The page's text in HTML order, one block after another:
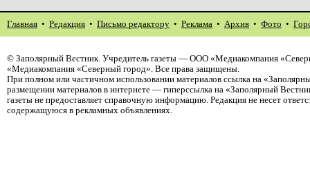
Главная • Редакция • Письмо редактору • Реклама • Архив • Фото •
© Заполярный Вестник. Учредитель газеты — ООО «Медиакомпания
«Медиакомпания «Северный город». Все права защищены.
При полном или частичном использовании материалов ссылка на
размещении материалов в интернете — гиперссылка на «Заполярный
газеты не предоставляет справочную информацию. Редакция не несет
содержащуюся в рекламных объявлениях.